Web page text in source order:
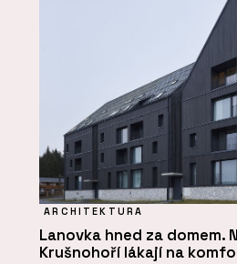
ARCHITEKTURA
Lanovka hned za domem.
Krušnohoří lákají na